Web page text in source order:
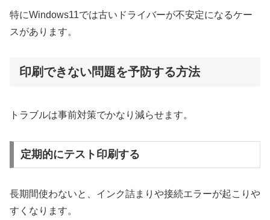
特にWindows11では古いドライバーが不安定になるケー
スがあります。
印刷できない問題を予防する方法
トラブルは事前対策でかなり減らせます。
定期的にテスト印刷する
長期間使わないと、インク詰まりや接続エラーが起こりや
すくなります。